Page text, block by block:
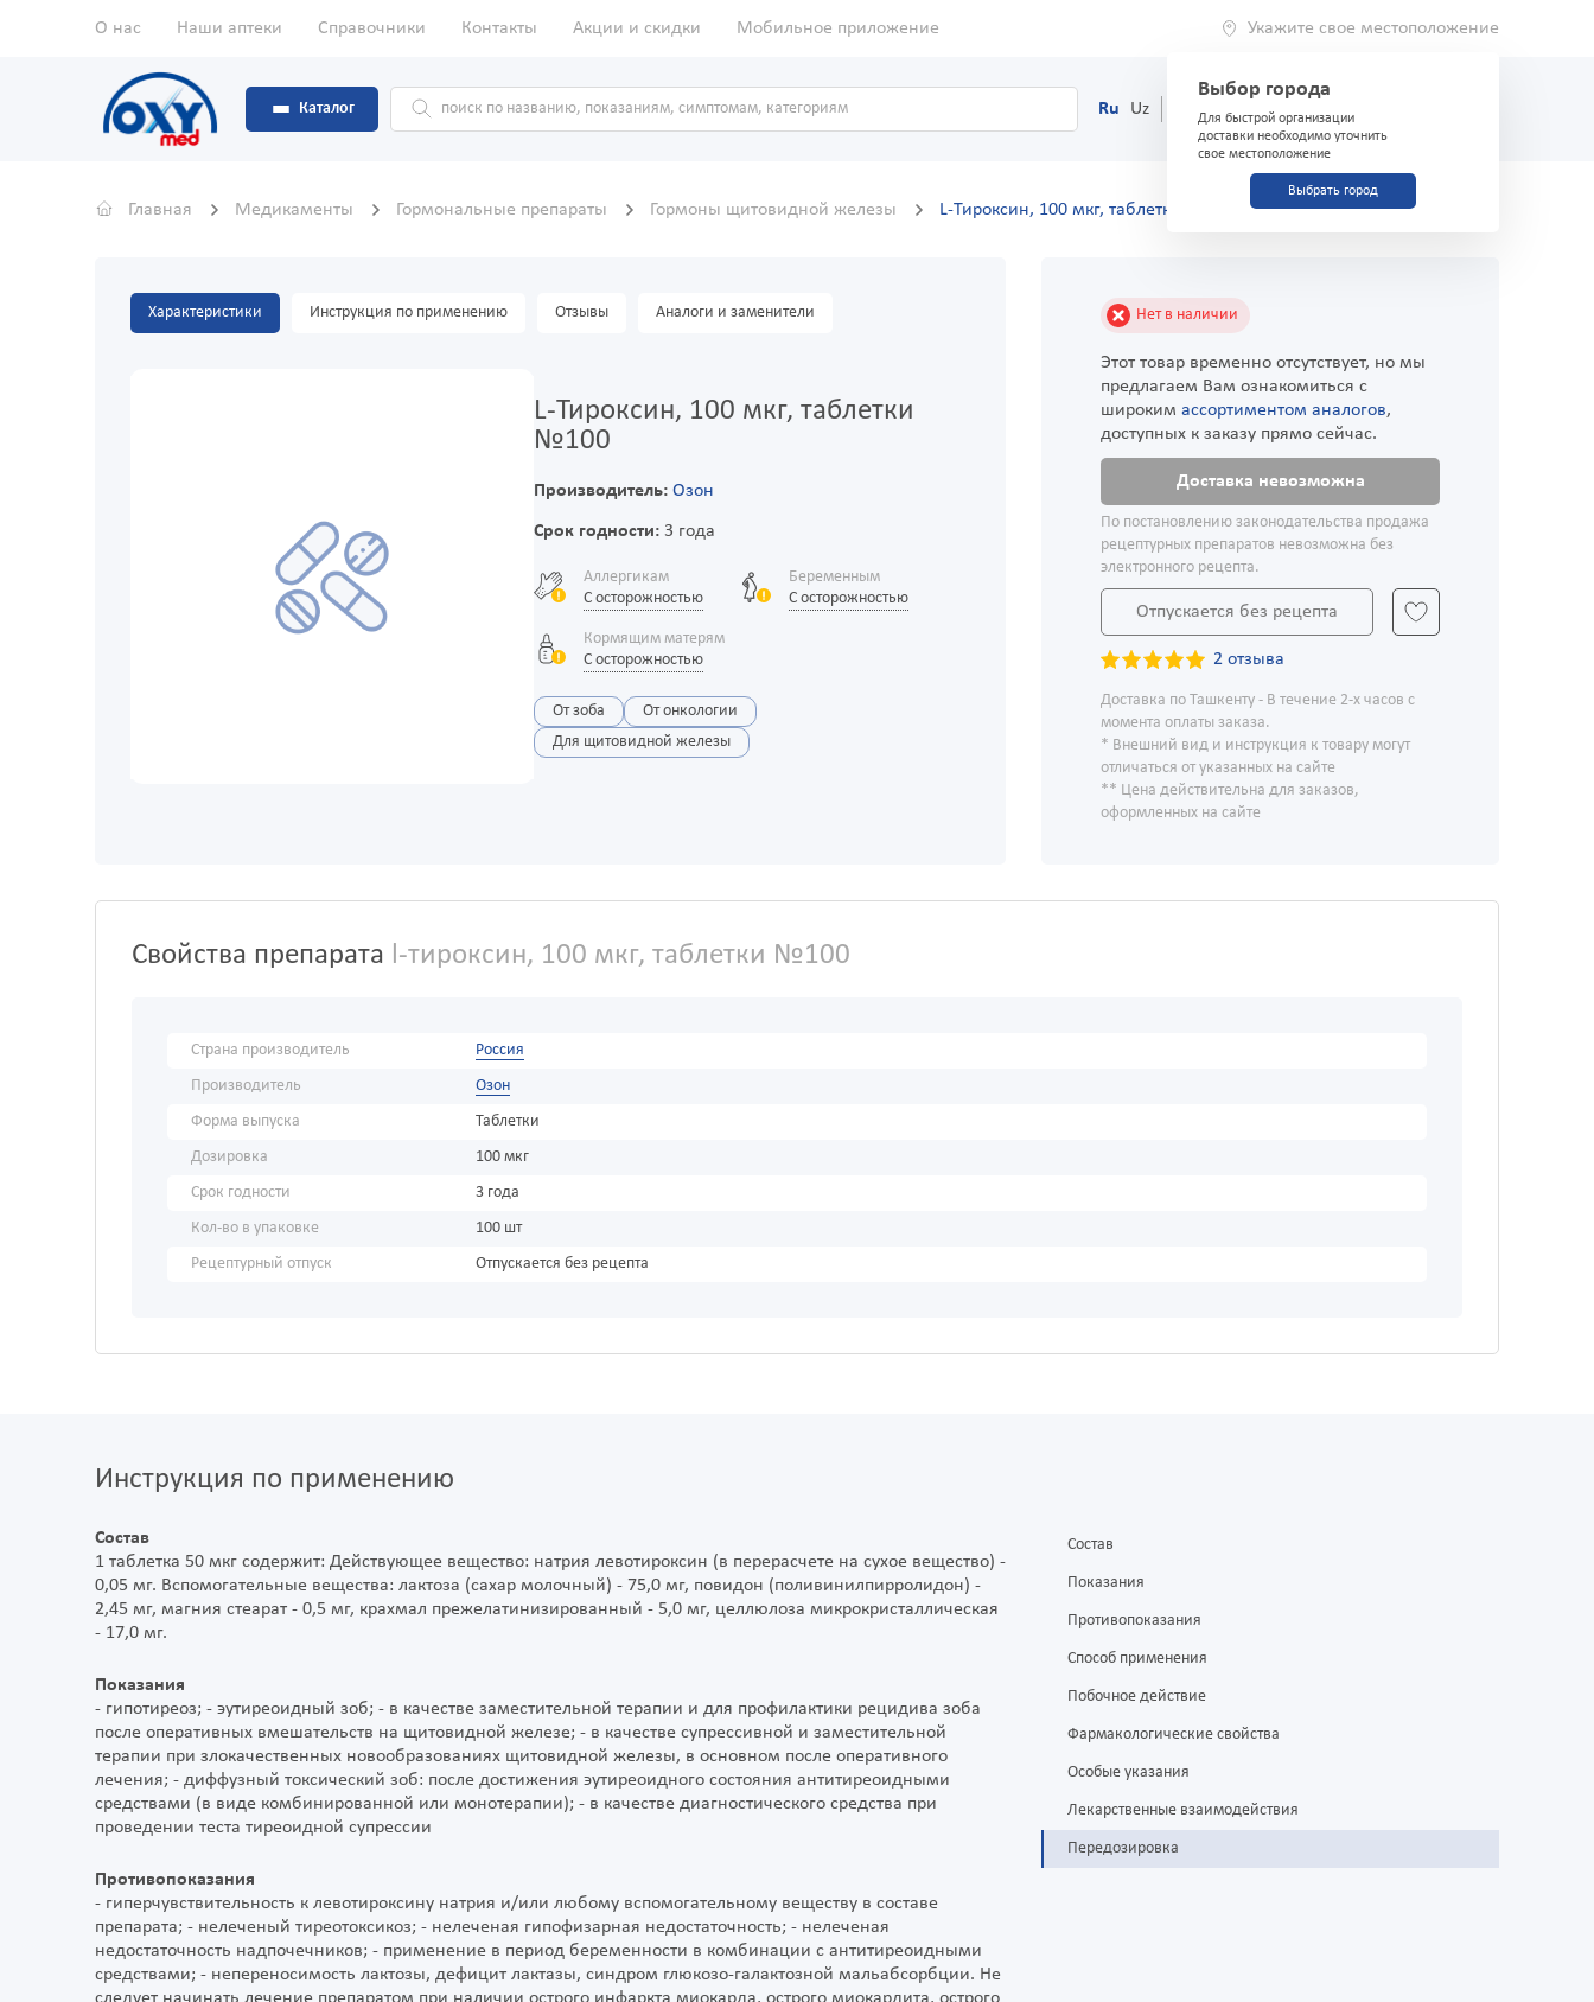
О нас Наши аптеки Справочники Контакты Акции и скидки Мобильное приложение Укажите свое местоположение
Выбор города
Для быстрой организации
доставки необходимо уточнить
свое местоположение
Выбрать город
Каталог Ru Uz (71) 200-03-03
Главная Медикаменты Гормональные препараты Гормоны щитовидной железы L-Тироксин, 100 мкг, таблетки №100
Характеристики Инструкция по применению Отзывы Аналоги и заменители
L-Тироксин, 100 мкг, таблетки
№100
Производитель: Озон
Срок годности:3 года
Аллергикам
С осторожностью
Беременным
С осторожностью
Кормящим матерям
С осторожностью
От зоба
От онкологии
Для щитовидной железы
Нет в наличии
Этот товар временно отсутствует, но мы
предлагаем Вам ознакомиться с
широким ассортиментом аналогов,
доступных к заказу прямо сейчас.
Доставка невозможна
По постановлению законодательства продажа
рецептурных препаратов невозможна без
электронного рецепта.
Отпускается без рецепта
2 отзыва
Доставка по Ташкенту - В течение 2-х часов с
момента оплаты заказа.
* Внешний вид и инструкция к товару могут
отличаться от указанных на сайте
** Цена действительна для заказов,
оформленных на сайте
Свойства препарата l-тироксин, 100 мкг, таблетки №100
Страна производитель
Россия
Производитель
Озон
Форма выпуска
Таблетки
Дозировка
100 мкг
Срок годности
3 года
Кол-во в упаковке
100 шт
Рецептурный отпуск
Отпускается без рецепта
Инструкция по применению
Состав
1 таблетка 50 мкг содержит: Действующее вещество: натрия левотироксин (в перерасчете на сухое вещество) -
0,05 мг. Вспомогательные вещества: лактоза (сахар молочный) - 75,0 мг, повидон (поливинилпирролидон) -
2,45 мг, магния стеарат - 0,5 мг, крахмал прежелатинизированный - 5,0 мг, целлюлоза микрокристаллическая
- 17,0 мг.
Показания
- гипотиреоз; - эутиреоидный зоб; - в качестве заместительной терапии и для профилактики рецидива зоба
после оперативных вмешательств на щитовидной железе; - в качестве супрессивной и заместительной
терапии при злокачественных новообразованиях щитовидной железы, в основном после оперативного
лечения; - диффузный токсический зоб: после достижения эутиреоидного состояния антитиреоидными
средствами (в виде комбинированной или монотерапии); - в качестве диагностического средства при
проведении теста тиреоидной супрессии
Противопоказания
- гиперчувствительность к левотироксину натрия и/или любому вспомогательному веществу в составе
препарата; - нелеченый тиреотоксикоз; - нелеченая гипофизарная недостаточность; - нелеченая
недостаточность надпочечников; - применение в период беременности в комбинации с антитиреоидными
средствами; - непереносимость лактозы, дефицит лактазы, синдром глюкозо-галактозной мальабсорбции. Не
Состав
Показания
Противопоказания
Способ применения
Побочное действие
Фармакологические свойства
Особые указания
Лекарственные взаимодействия
Передозировка